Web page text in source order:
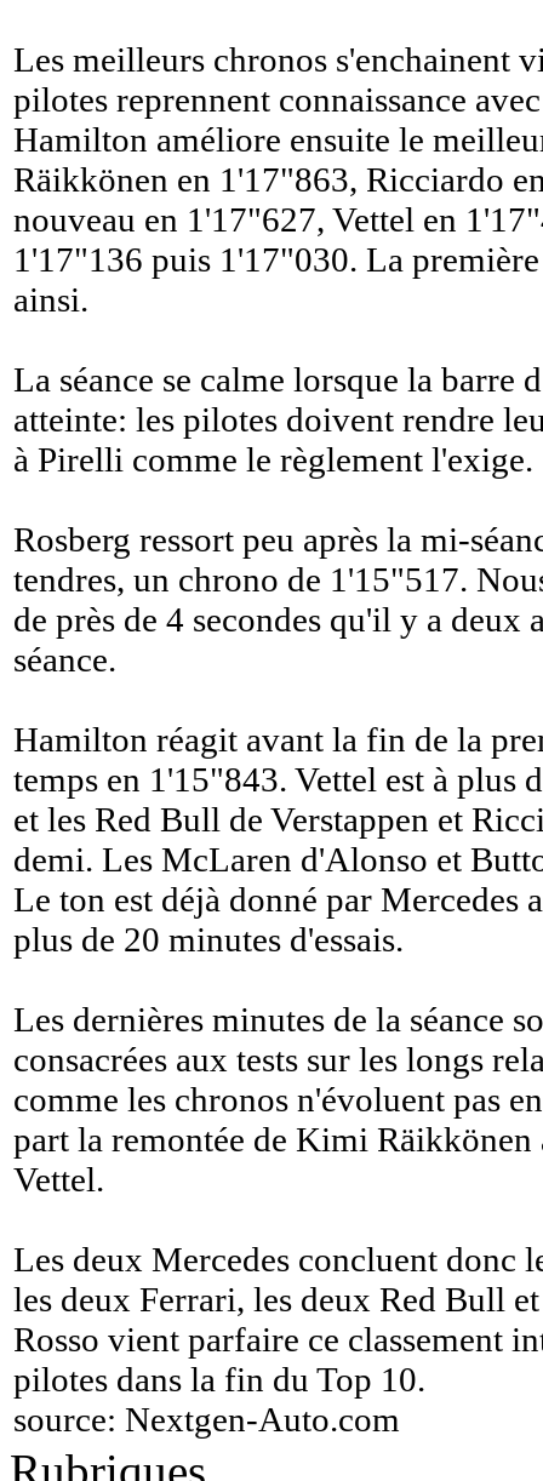
Les meilleurs chronos s'enchainent
pilotes reprennent connaissance
Hamilton améliore ensuite le
Räikkönen en 1'17"863, Ricciardo
nouveau en 1'17"627, Vettel en
1'17"136 puis 1'17"030. La
ainsi.
La séance se calme lorsque la barre
atteinte: les pilotes doivent rendre
à Pirelli comme le règlement l'exige.
Rosberg ressort peu après la mi-
tendres, un chrono de 1'15"517.
de près de 4 secondes qu'il y a deux
séance.
Hamilton réagit avant la fin de la
temps en 1'15"843. Vettel est à plus
et les Red Bull de Verstappen et
demi. Les McLaren d'Alonso et
Le ton est déjà donné par Mercedes
plus de 20 minutes d'essais.
Les dernières minutes de la séance
consacrées aux tests sur les longs
comme les chronos n'évoluent pas
part la remontée de Kimi Räikkönen
Vettel.
Les deux Mercedes concluent donc
les deux Ferrari, les deux Red Bull
Rosso vient parfaire ce classement
pilotes dans la fin du Top 10.
source: Nextgen-Auto.com